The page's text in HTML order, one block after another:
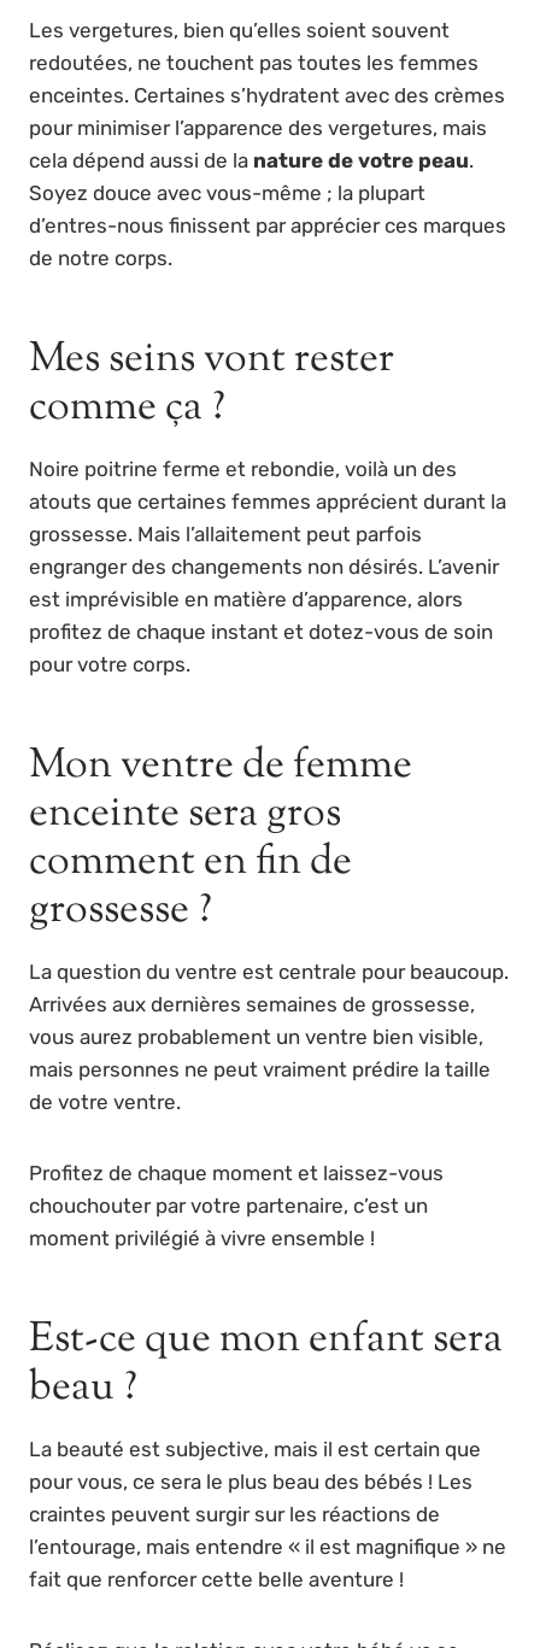
Les vergetures, bien qu’elles soient souvent
redoutées, ne touchent pas toutes les femmes
enceintes. Certaines s’hydratent avec des crèmes
pour minimiser l’apparence des vergetures, mais
cela dépend aussi de la nature de votre peau.
Soyez douce avec vous-même ; la plupart
d’entres-nous finissent par apprécier ces marques
de notre corps.
Mes seins vont rester
comme ça ?
Noire poitrine ferme et rebondie, voilà un des
atouts que certaines femmes apprécient durant la
grossesse. Mais l’allaitement peut parfois
engranger des changements non désirés. L’avenir
est imprévisible en matière d’apparence, alors
profitez de chaque instant et dotez-vous de soin
pour votre corps.
Mon ventre de femme
enceinte sera gros
comment en fin de
grossesse ?
La question du ventre est centrale pour beaucoup.
Arrivées aux dernières semaines de grossesse,
vous aurez probablement un ventre bien visible,
mais personnes ne peut vraiment prédire la taille
de votre ventre.
Profitez de chaque moment et laissez-vous
chouchouter par votre partenaire, c’est un
moment privilégié à vivre ensemble !
Est-ce que mon enfant sera
beau ?
La beauté est subjective, mais il est certain que
pour vous, ce sera le plus beau des bébés ! Les
craintes peuvent surgir sur les réactions de
l’entourage, mais entendre « il est magnifique » ne
fait que renforcer cette belle aventure !